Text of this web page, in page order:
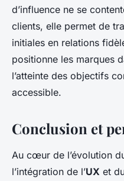
d’influence ne se
clients, elle permet de
initiales en relations
positionne les marques
l’atteinte des objectifs
accessible.
Conclusion et
Au cœur de l’évolution
l’intégration de l’UX et